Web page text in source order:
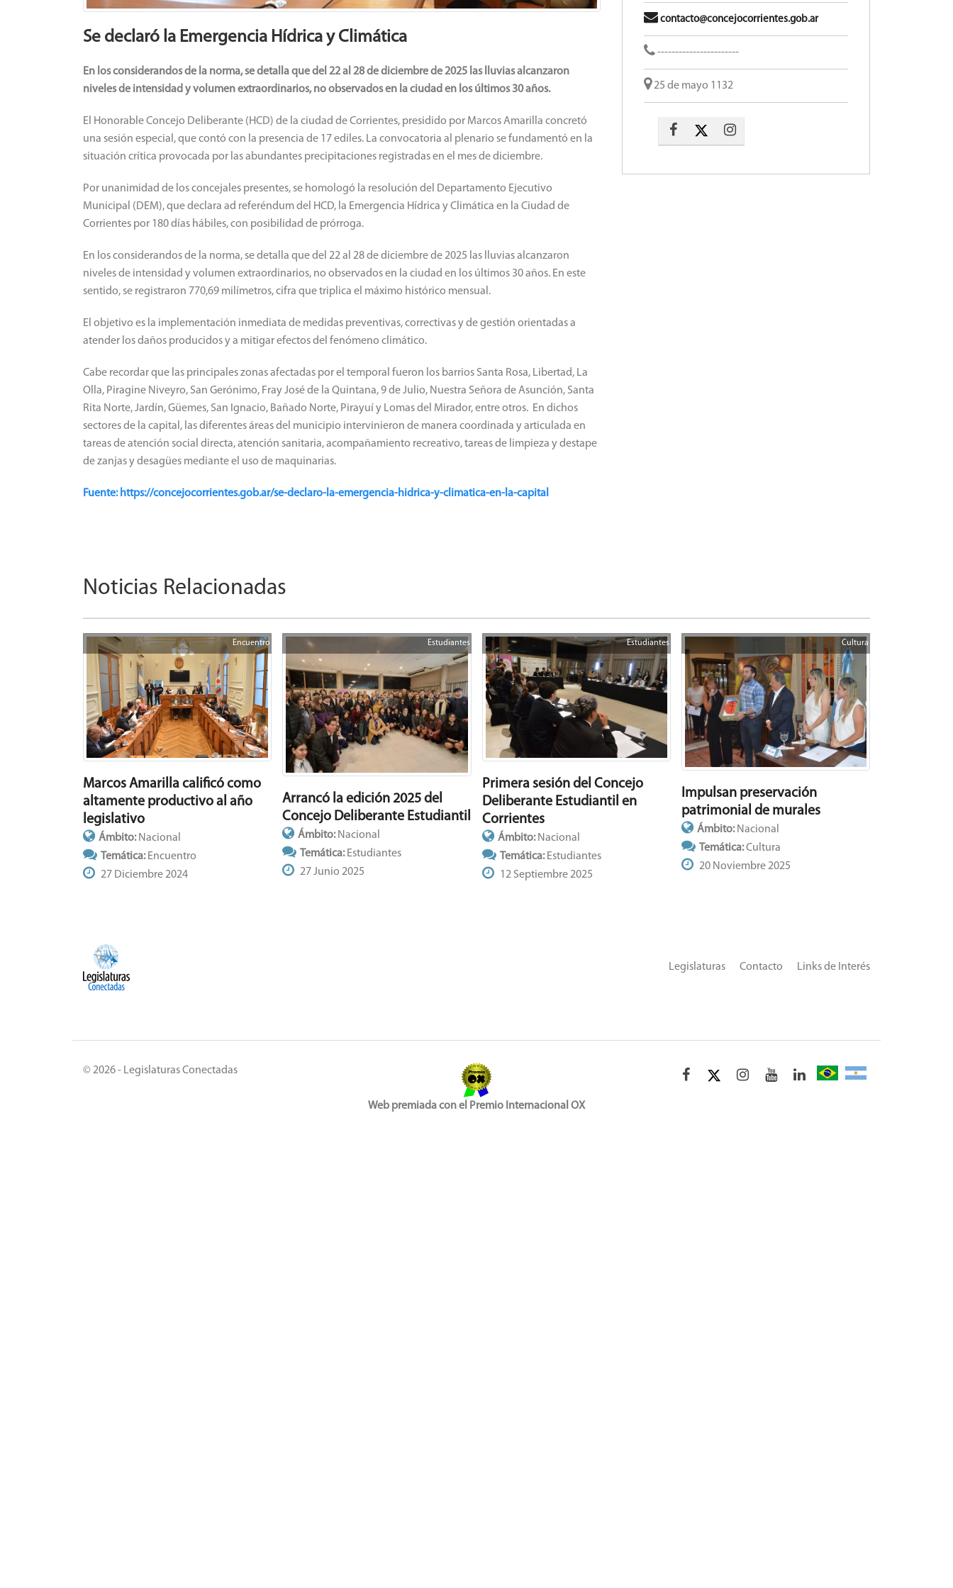
Se declaró la Emergencia Hídrica y Climática
En los considerandos de la norma, se detalla que del 22 al 28 de diciembre de 2025 las lluvias alcanzaron
niveles de intensidad y volumen extraordinarios, no observados en la ciudad en los últimos 30 años.
El Honorable Concejo Deliberante (HCD) de la ciudad de Corrientes, presidido por Marcos Amarilla concretó
una sesión especial, que contó con la presencia de 17 ediles. La convocatoria al plenario se fundamentó en la
situación crítica provocada por las abundantes precipitaciones registradas en el mes de diciembre.
Por unanimidad de los concejales presentes, se homologó la resolución del Departamento Ejecutivo
Municipal (DEM), que declara ad referéndum del HCD, la Emergencia Hídrica y Climática en la Ciudad de
Corrientes por 180 días hábiles, con posibilidad de prórroga.
En los considerandos de la norma, se detalla que del 22 al 28 de diciembre de 2025 las lluvias alcanzaron
niveles de intensidad y volumen extraordinarios, no observados en la ciudad en los últimos 30 años. En este
sentido, se registraron 770,69 milímetros, cifra que triplica el máximo histórico mensual.
El objetivo es la implementación inmediata de medidas preventivas, correctivas y de gestión orientadas a
atender los daños producidos y a mitigar efectos del fenómeno climático.
Cabe recordar que las principales zonas afectadas por el temporal fueron los barrios Santa Rosa, Libertad, La
Olla, Piragine Niveyro, San Gerónimo, Fray José de la Quintana, 9 de Julio, Nuestra Señora de Asunción, Santa
Rita Norte, Jardín, Güemes, San Ignacio, Bañado Norte, Pirayuí y Lomas del Mirador, entre otros. En dichos
sectores de la capital, las diferentes áreas del municipio intervinieron de manera coordinada y articulada en
tareas de atención social directa, atención sanitaria, acompañamiento recreativo, tareas de limpieza y destape
de zanjas y desagües mediante el uso de maquinarias.
Fuente: https://concejocorrientes.gob.ar/se-declaro-la-emergencia-hidrica-y-climatica-en-la-capital
contacto@concejocorrientes.gob.ar
-----------------------
25 de mayo 1132
Noticias Relacionadas
Encuentro
Marcos Amarilla calificó como
altamente productivo al año
legislativo
Ámbito: Nacional
Temática: Encuentro
27 Diciembre 2024
Estudiantes
Arrancó la edición 2025 del
Concejo Deliberante Estudiantil
Ámbito:Nacional
Temática:Estudiantes
27 Junio 2025
Estudiantes
Primera sesión del Concejo
Deliberante Estudiantil en
Corrientes
Ámbito: Nacional
Temática: Estudiantes
12 Septiembre 2025
Cultura
Impulsan preservación
patrimonial de murales
Ámbito: Nacional
Temática:Cultura
20 Noviembre 2025
Links de Interés
Contacto
Legislaturas
© 2026 - Legislaturas Conectadas
Web premiada con el Premio Internacional OX